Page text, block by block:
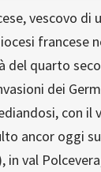
vescovo di
francese
del quarto
dei
con il
ancor oggi
in val